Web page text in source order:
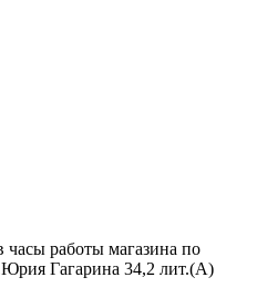
часы работы магазина по
Гагарина 34,2 лит.(А)